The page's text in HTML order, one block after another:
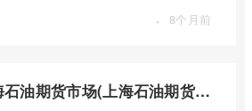
· 8个月前
上海石油期货市场(上海石油期货市场行情)